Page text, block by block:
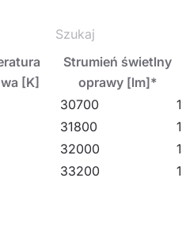
montażu natynkowego
wewnątrz pomieszczeń
i centrach
[K]
Strumień świetlny
oprawy [lm]*
30700
31800
32000
33200